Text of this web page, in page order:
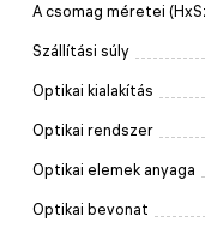
A csomag méretei
Szállítási súly
Optikai kialakítás
Optikai rendszer
Optikai elemek anyaga
Optikai bevonat